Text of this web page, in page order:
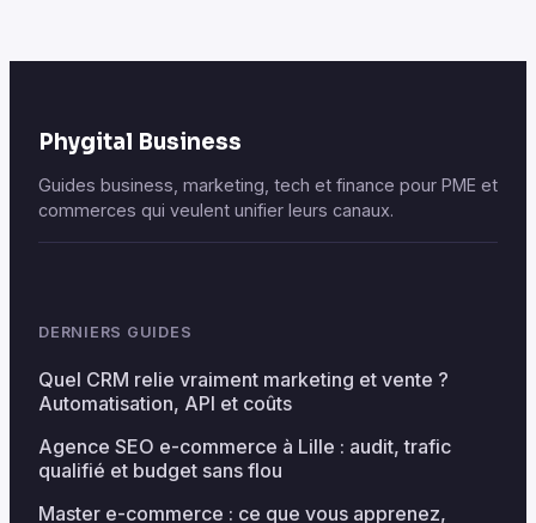
Phygital Business
Guides business, marketing, tech et finance pour PME et
commerces qui veulent unifier leurs canaux.
DERNIERS GUIDES
Quel CRM relie vraiment marketing et vente ?
Automatisation, API et coûts
Agence SEO e-commerce à Lille : audit, trafic
qualifié et budget sans flou
Master e-commerce : ce que vous apprenez,